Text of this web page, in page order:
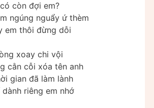
còn đợi em?
ngúng nguẩy ứ thèm
em thôi đừng dỗi
xoay chi vội
cằn cỗi xóa tên anh
gian đã làm lành
riêng em nhớ